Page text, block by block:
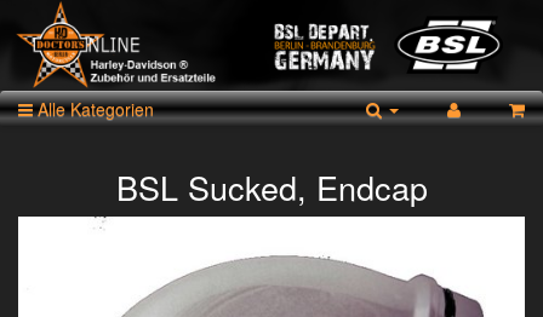
Alle Kategorien
BSL Sucked, Endcap